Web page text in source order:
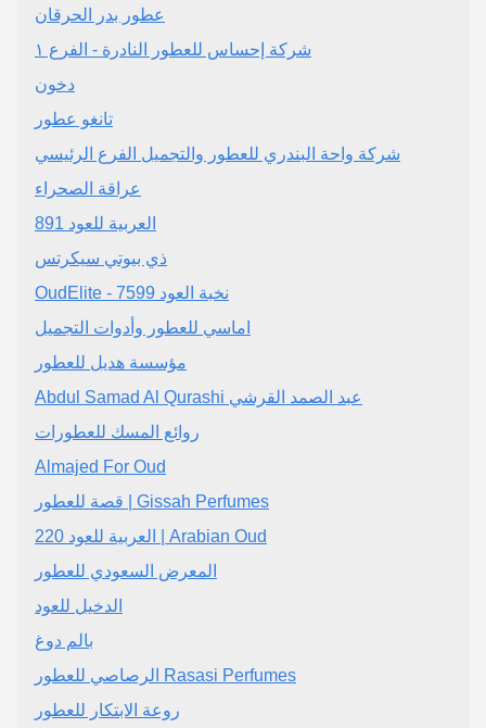
عطور بدر الحرقان
شركة إحساس للعطور النادرة - الفرع ١
دخون
تانغو عطور
شركة واحة البندري للعطور والتجميل الفرع الرئيسي
عراقة الصحراء
العربية للعود 891
ذي بيوتي سيكرتس
OudElite - نخبة العود 7599
اماسي للعطور وأدوات التجميل
مؤسسة هديل للعطور
Abdul Samad Al Qurashi عبد الصمد القرشي
روائع المسك للعطورات
Almajed For Oud
قصة للعطور | Gissah Perfumes
220 العربية للعود | Arabian Oud
المعرض السعودي للعطور
الدخيل للعود
بالم دوغ
الرصاصي للعطور Rasasi Perfumes
روعة الابتكار للعطور